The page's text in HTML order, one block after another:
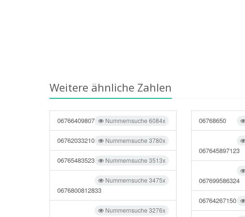
Weitere ähnliche Zahlen
Nummernsuche 6084x
06766409807
Nummernsuche 3780x
06762033210
Nummernsuche 3513x
06765483523
Nummernsuche 3475x
0676800812833
Nummernsuche 3276x
06768650
067645897123
067699586324
06764267150